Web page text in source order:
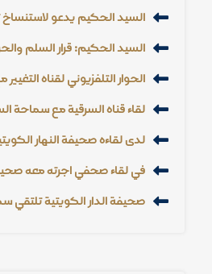
السيد الحكيم يدعو لاستنساخ
السيد الحكيم: قرار السلم
الحوار التلفزيوني لقناة
لقاء قناة الشرقية مع سماحة السيد
لدى لقاءه صحيفة النهار
في لقاء صحفي اجرته معه
صحيفة الدار الكويتية تلتقي